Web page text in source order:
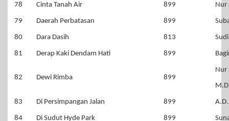
78 Cinta Tanah Air 899 Nur
79 Daerah Perbatasan 899
80 Dara Dasih 813
81 Derap Kaki Dendam Hati 899
82 Dewi Rimba 899
Nur
83 Di Persimpangan Jalan 899
84 Di Sudut Hyde Park 899